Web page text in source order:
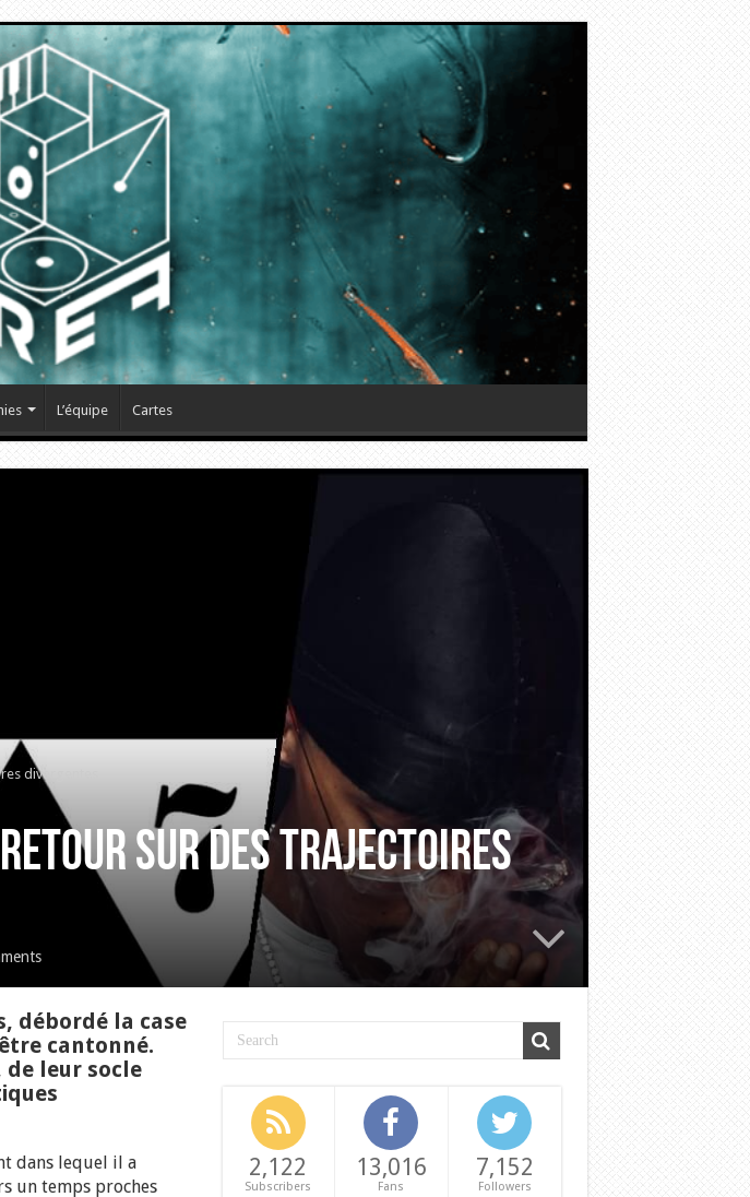
L’équipe Cartes
divergentes
retour sur des trajectoires
débordé la case
cantonné.
leur socle
dans lequel il a
un temps proches
2,122
Subscribers
13,016
Fans
7,152
Followers